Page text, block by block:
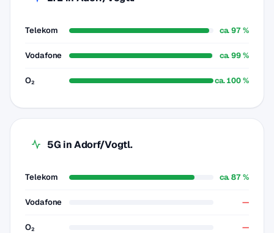
Telekom ca. 97 %
Vodafone ca. 99 %
O₂ ca. 100 %
5G in Adorf/Vogtl.
Telekom ca. 87 %
Vodafone —
O₂ —